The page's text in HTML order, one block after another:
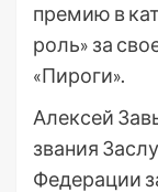
премию в
роль» за
«Пироги».
Алексей
звания
Федерации